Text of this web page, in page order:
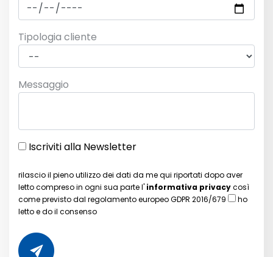
Tipologia cliente
Messaggio
Iscriviti alla Newsletter
rilascio il pieno utilizzo dei dati da me qui riportati dopo aver
letto compreso in ogni sua parte l' informativa privacycosì
come previsto dal regolamento europeo GDPR 2016/679
ho
letto e do il consenso